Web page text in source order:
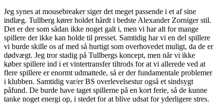
Jeg synes at mousebreaker siger det meget passende i et af sine
indlæg. Tullberg kører holdet hårdt i bedste Alexander Zorniger stil.
Det er der som sådan ikke noget galt i, men vi har alt for mange
spillere der ikke kan holde til presset. Samtidig har vi en del spillere
vi burde skille os af med så hurtigt som overhovedet muligt, da de er
dødvægt. Jeg tror stadig på Tullbergs koncept, men når vi ikke
køber spillere ind i et vintertransfer tiltrods for at vi allerede ved at
flere spillere er enormt udmattede, så er der fundamentale problemer
i klubben. Samtidig var/er BS overlevelsestur også et sindsygt
påfund. De burde have taget spillerne på en kort ferie, så de kunne
tanke noget energi op, i stedet for at blive udsat for yderligere stres.